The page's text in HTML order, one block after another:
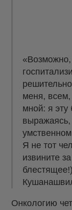
меня, всем,
мной: я
Я не тот
извините
Онкологию